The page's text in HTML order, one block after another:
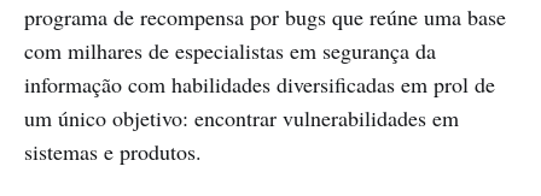
programa de recompensa por bugs que reúne uma base
com milhares de especialistas em segurança da
informação com habilidades diversificadas em prol de
um único objetivo: encontrar vulnerabilidades em
sistemas e produtos.